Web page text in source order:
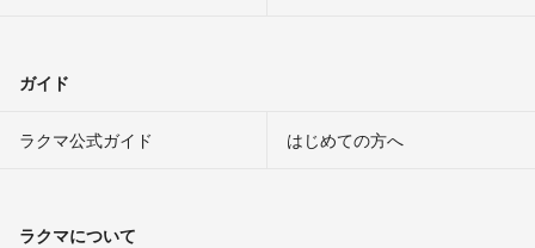
ガイド
ラクマ公式ガイド はじめての方へ
ラクマについて